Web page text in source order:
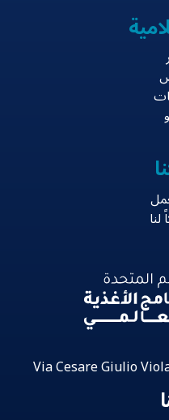
Via Cesare Giulio